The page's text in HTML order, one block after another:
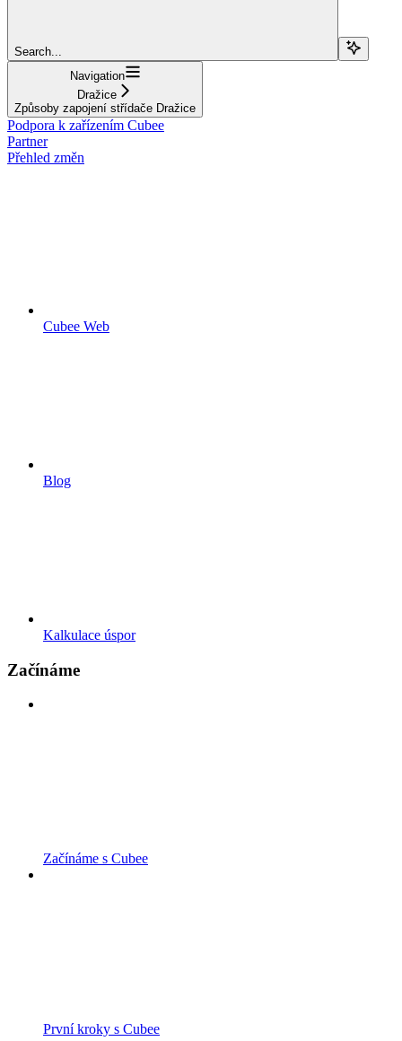
Search...
Navigation
Dražice
Způsoby zapojení střídače Dražice
Podpora k zařízením Cubee
Partner
Přehled změn
Cubee Web
Blog
Kalkulace úspor
Začínáme
Začínáme s Cubee
První kroky s Cubee